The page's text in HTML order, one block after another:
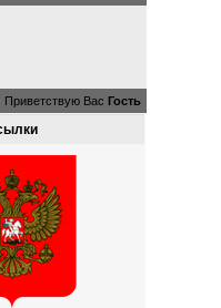
Приветствую Вас Гость